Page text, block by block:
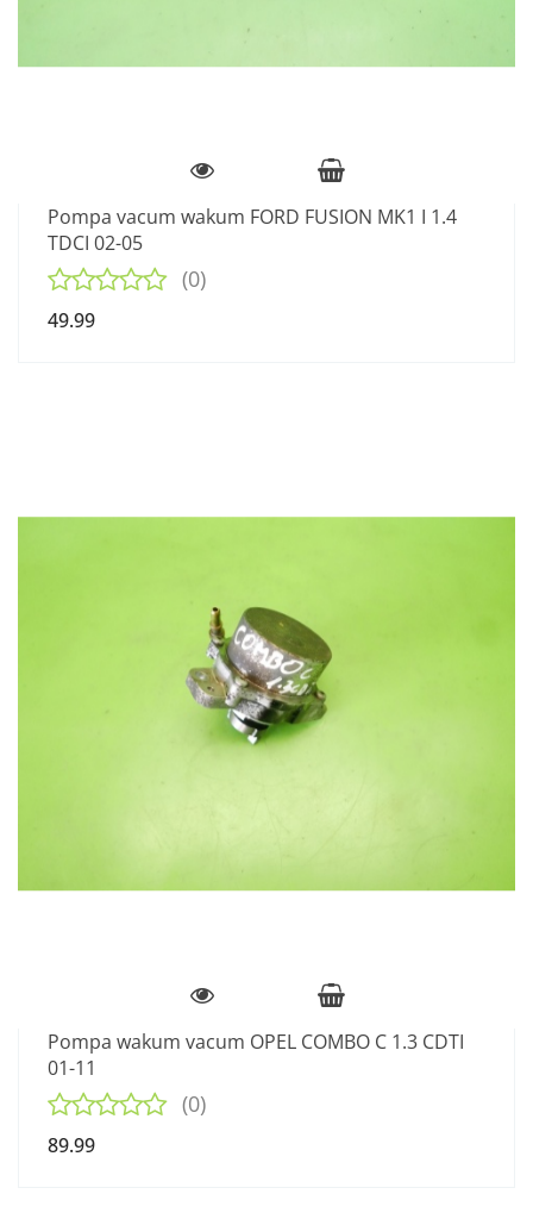
Pompa vacum wakum FORD FUSION MK1 I 1.4
TDCI 02-05
(0)
49.99
Pompa wakum vacum OPEL COMBO C 1.3 CDTI
01-11
(0)
89.99